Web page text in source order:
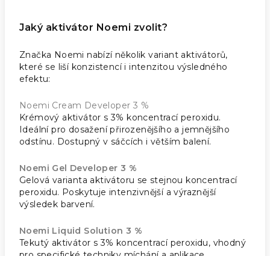
Jaký aktivátor Noemi zvolit?
Značka Noemi nabízí několik variant aktivátorů,
které se liší konzistencí i intenzitou výsledného
efektu:
Noemi Cream Developer 3 %
Krémový aktivátor s 3% koncentrací peroxidu.
Ideální pro dosažení přirozenějšího a jemnějšího
odstínu. Dostupný v sáčcích i větším balení.
Noemi Gel Developer 3 %
Gelová varianta aktivátoru se stejnou koncentrací
peroxidu. Poskytuje intenzivnější a výraznější
výsledek barvení.
Noemi Liquid Solution 3 %
Tekutý aktivátor s 3% koncentrací peroxidu, vhodný